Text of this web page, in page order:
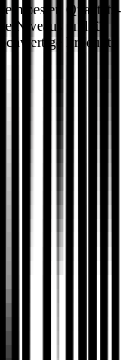
besten Qualitäts-
Niveaus und für
Produkt